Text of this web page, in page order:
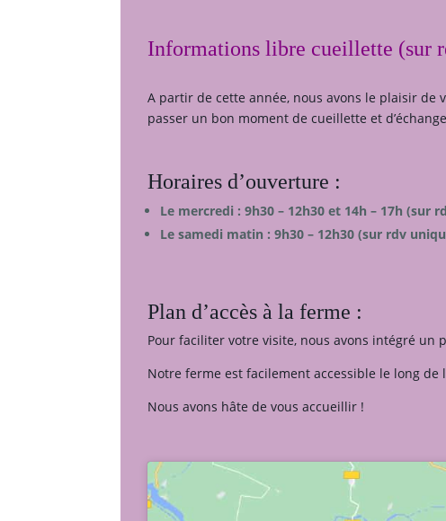
Informations libre cueillette (sur
A partir de cette année, nous avons le plaisir
passer un bon moment de cueillette et
Horaires d’ouverture :
Le mercredi : 9h30 – 12h30 et 14h – 17h (sur
Le samedi matin : 9h30 – 12h30 (sur rdv
Plan d’accès à la ferme :
Pour faciliter votre visite, nous avons intégré un
Notre ferme est facilement accessible le long
Nous avons hâte de vous accueillir !